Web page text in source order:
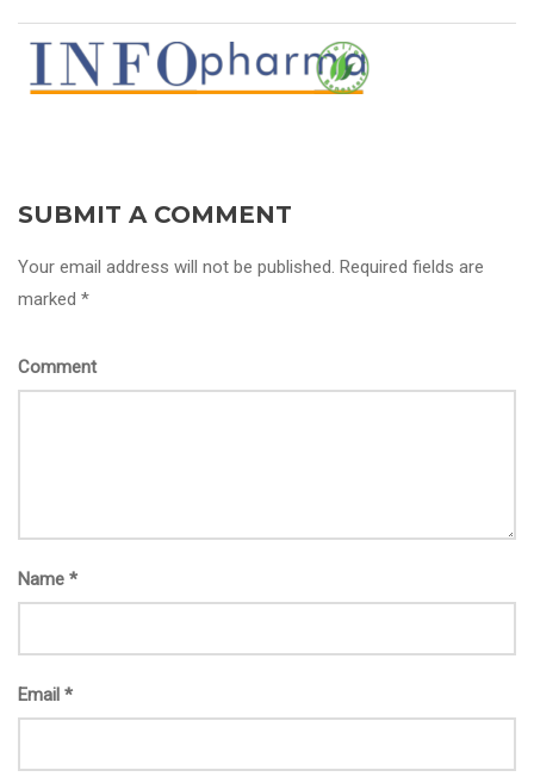
SUBMIT A COMMENT
Your email address will not be published. Required fields are
marked *
Comment
Name *
Email *